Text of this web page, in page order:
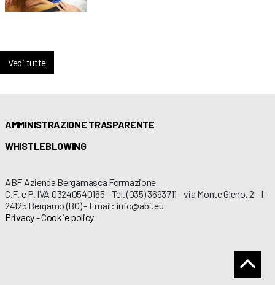
Vedi tutte
AMMINISTRAZIONE TRASPARENTE
WHISTLEBLOWING
ABF Azienda Bergamasca Formazione
C.F. e P. IVA 03240540165 - Tel. (035) 3693711 - via Monte Gleno, 2 - I -
24125 Bergamo (BG) - Email: info@abf.eu
Privacy-Cookie policy